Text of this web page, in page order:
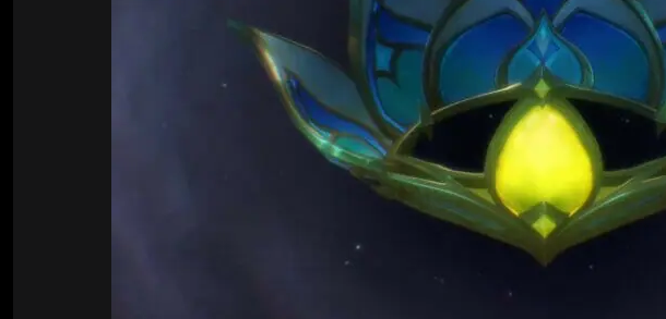
Билды Arknights: Endfield